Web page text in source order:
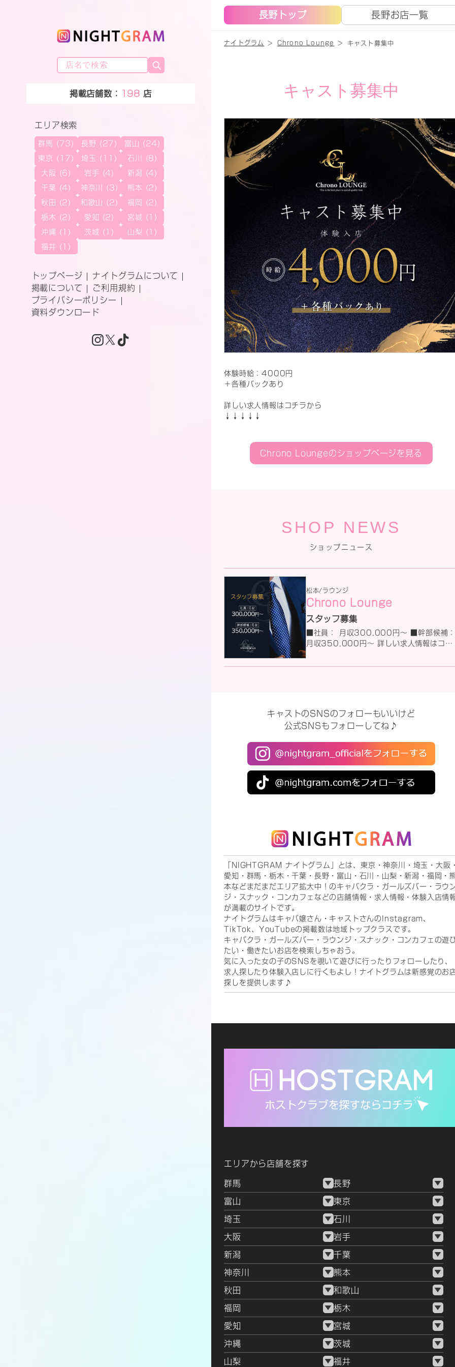
掲載店舗数： 198 店
エリア検索
群馬 (73) 長野 (27) 富山 (24)
東京 (17) 埼玉 (11) 石川 (8)
大阪 (6) 岩手 (4) 新潟 (4)
千葉 (4) 神奈川 (3) 熊本 (2)
秋田 (2) 和歌山 (2) 福岡 (2)
栃木 (2) 愛知 (2) 宮城 (1)
沖縄 (1) 茨城 (1) 山梨 (1)
福井 (1)
トップページ
ナイトグラムについて
掲載について
ご利用規約
プライバシーポリシー
資料ダウンロード
長野トップ 長野お店一覧
ナイトグラム Chrono Lounge キャスト募集中
キャスト募集中
体験時給：4000円
＋各種バックあり
詳しい求人情報はコチラから
↓↓↓↓↓
Chrono Loungeのショップページを見る
SHOP NEWS
ショップニュース
松本/ラウンジ
Chrono Lounge
スタッフ募集
■社員： 月収300,000円～ ■幹部候補
月収350,000円～ 詳しい求人情報はコチ
キャストのSNSのフォローもいいけど
公式SNSもフォローしてね♪
「NIGHTGRAM ナイトグラム」とは、東京・神奈川・埼玉・大阪
愛知・群馬・栃木・千葉・長野・富山・石川・山梨・新潟・福岡・
本などまだまだエリア拡大中！のキャバクラ・ガールズバー・ラウ
ジ・スナック・コンカフェなどの店舗情報・求人情報・体験入店情
が満載のサイトです。
ナイトグラムはキャバ嬢さん・キャストさんのInstagram、
TikTok、YouTubeの掲載数は地域トップクラスです。
キャバクラ・ガールズバー・ラウンジ・スナック・コンカフェの遊
たい・働きたいお店を検索しちゃおう。
気に入った女の子のSNSを覗いて遊びに行ったりフォローしたり、
求人探したり体験入店しに行くもよし！ナイトグラムは新感覚のお
探しを提供します♪
エリアから店舗を探す
群馬 長野
富山 東京
埼玉 石川
大阪 岩手
新潟 千葉
神奈川 熊本
秋田 和歌山
福岡 栃木
愛知 宮城
沖縄 茨城
山梨 福井